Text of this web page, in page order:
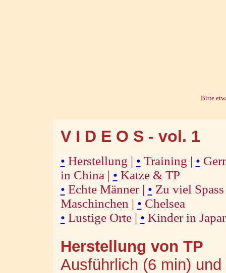
Bitte
V I D E O S - vol. 1
• Herstellung | • Training | •
in China | • Katze & TP
• Echte Männer | • Zu viel
Maschinchen | • Chelsea
• Lustige Orte | • Kinder in
Herstellung von TP
Ausführlich (6 min)